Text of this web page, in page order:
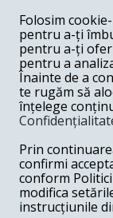
COMENTARII
Nume
Email
Folosim
pentru a-ți
pentru a-ți
pentru a
Înainte de a
te rugăm să
înțelege
Prin
confirmi
conform
modifica
instrucțiunile